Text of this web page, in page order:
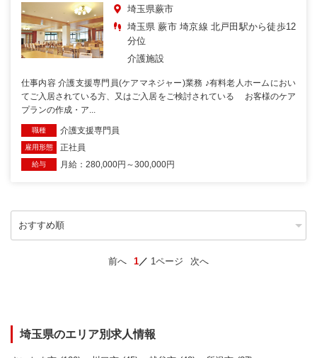
埼玉県蕨市
埼玉県 蕨市 埼京線 北戸田駅から徒歩12
分位
介護施設
仕事内容 介護支援専門員(ケアマネジャー)業務 ♪有料老人ホームにおい
てご入居されている方、又はご入居をご検討されている お客様のケア
プランの作成・ア...
職種 介護支援専門員
雇用形態 正社員
給与 月給：280,000円～300,000円
前へ 1 1ページ 次へ
埼玉県のエリア別求人情報